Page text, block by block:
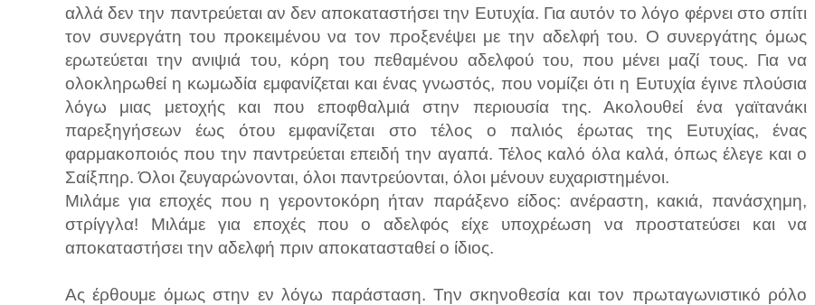
αλλά δεν την παντρεύεται αν δεν αποκαταστήσει την Ευτυχία. Για αυτόν το λόγο φέρνει στο σπίτι
τον συνεργάτη του προκειμένου να τον προξενέψει με την αδελφή του. Ο συνεργάτης όμως
ερωτεύεται την ανιψιά του, κόρη του πεθαμένου αδελφού του, που μένει μαζί τους. Για να
ολοκληρωθεί η κωμωδία εμφανίζεται και ένας γνωστός, που νομίζει ότι η Ευτυχία έγινε πλούσια
λόγω μιας μετοχής και που εποφθαλμιά στην περιουσία της. Ακολουθεί ένα γαϊτανάκι
παρεξηγήσεων έως ότου εμφανίζεται στο τέλος ο παλιός έρωτας της Ευτυχίας, ένας
φαρμακοποιός που την παντρεύεται επειδή την αγαπά. Τέλος καλό όλα καλά, όπως έλεγε και ο
Σαίξπηρ. Όλοι ζευγαρώνονται, όλοι παντρεύονται, όλοι μένουν ευχαριστημένοι.
Μιλάμε για εποχές που η γεροντοκόρη ήταν παράξενο είδος: ανέραστη, κακιά, πανάσχημη,
στρίγγλα! Μιλάμε για εποχές που ο αδελφός είχε υποχρέωση να προστατεύσει και να
αποκαταστήσει την αδελφή πριν αποκατασταθεί ο ίδιος.
Ας έρθουμε όμως στην εν λόγω παράσταση. Την σκηνοθεσία και τον πρωταγωνιστικό ρόλο